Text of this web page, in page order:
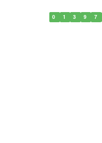
0 1 3 9 7